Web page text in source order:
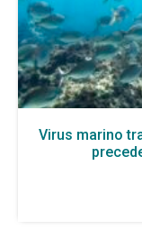
Virus marino